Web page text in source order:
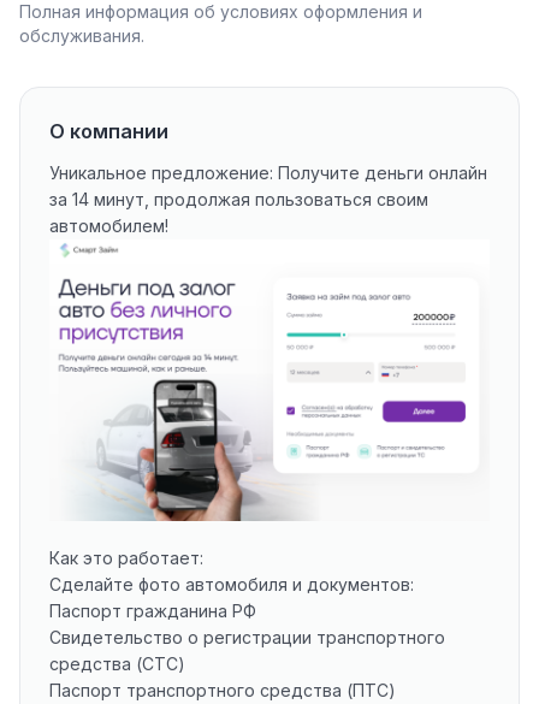
Полная информация об условиях оформления и
обслуживания.
О компании
Уникальное предложение: Получите деньги онлайн
за 14 минут, продолжая пользоваться своим
автомобилем!
Как это работает:
Сделайте фото автомобиля и документов:
Паспорт гражданина РФ
Свидетельство о регистрации транспортного
средства (СТС)
Паспорт транспортного средства (ПТС)